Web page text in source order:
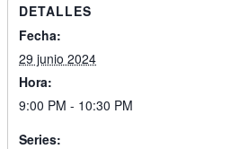
DETALLES
Fecha:
29 junio 2024
Hora:
9:00 PM - 10:30 PM
Series: